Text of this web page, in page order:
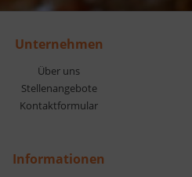
Unternehmen
Über uns
Stellenangebote
Kontaktformular
Informationen